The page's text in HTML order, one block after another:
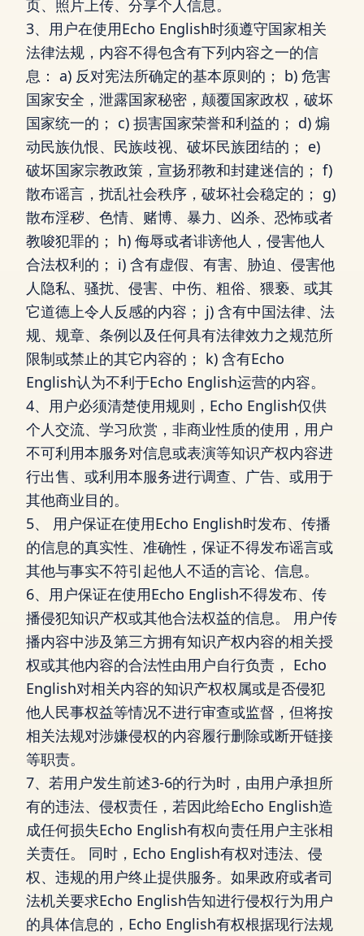
页、照片上传、分享个人信息。
3、用户在使用Echo English时须遵守国家相关
法律法规，内容不得包含有下列内容之一的信
息： a) 反对宪法所确定的基本原则的； b) 危害
国家安全，泄露国家秘密，颠覆国家政权，破坏
国家统一的； c) 损害国家荣誉和利益的； d) 煽
动民族仇恨、民族歧视、破坏民族团结的； e)
破坏国家宗教政策，宣扬邪教和封建迷信的； f)
散布谣言，扰乱社会秩序，破坏社会稳定的； g)
散布淫秽、色情、赌博、暴力、凶杀、恐怖或者
教唆犯罪的； h) 侮辱或者诽谤他人，侵害他人
合法权利的； i) 含有虚假、有害、胁迫、侵害他
人隐私、骚扰、侵害、中伤、粗俗、猥亵、或其
它道德上令人反感的内容； j) 含有中国法律、法
规、规章、条例以及任何具有法律效力之规范所
限制或禁止的其它内容的； k) 含有Echo
English认为不利于Echo English运营的内容。
4、用户必须清楚使用规则，Echo English仅供
个人交流、学习欣赏，非商业性质的使用，用户
不可利用本服务对信息或表演等知识产权内容进
行出售、或利用本服务进行调查、广告、或用于
其他商业目的。
5、 用户保证在使用Echo English时发布、传播
的信息的真实性、准确性，保证不得发布谣言或
其他与事实不符引起他人不适的言论、信息。
6、用户保证在使用Echo English不得发布、传
播侵犯知识产权或其他合法权益的信息。 用户传
播内容中涉及第三方拥有知识产权内容的相关授
权或其他内容的合法性由用户自行负责， Echo
English对相关内容的知识产权权属或是否侵犯
他人民事权益等情况不进行审查或监督，但将按
相关法规对涉嫌侵权的内容履行删除或断开链接
等职责。
7、若用户发生前述3-6的行为时，由用户承担所
有的违法、侵权责任，若因此给Echo English造
成任何损失Echo English有权向责任用户主张相
关责任。 同时，Echo English有权对违法、侵
权、违规的用户终止提供服务。如果政府或者司
法机关要求Echo English告知进行侵权行为用户
的具体信息的，Echo English有权根据现行法规